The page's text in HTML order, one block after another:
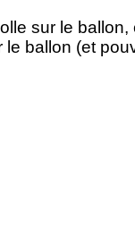
sur le ballon,
le ballon (et